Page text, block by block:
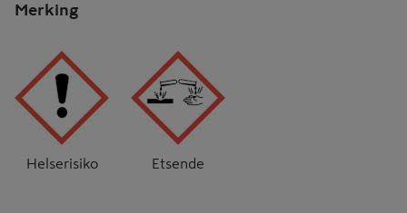
Merking
Helserisiko Etsende